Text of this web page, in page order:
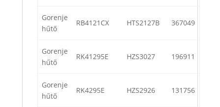
Gorenje
hűtő
RB4121CX HTS2127B 367049
Gorenje
hűtő
RK41295E HZS3027 196911
Gorenje
hűtő
RK4295E HZS2926 131756